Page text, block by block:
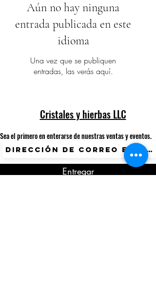
Aún no hay ninguna
entrada publicada en este
idioma
Una vez que se publiquen
entradas, las verás aquí.
Cristales y hierbas LLC
Sea el primero en enterarse de nuestras ventas y eventos.
Entregar